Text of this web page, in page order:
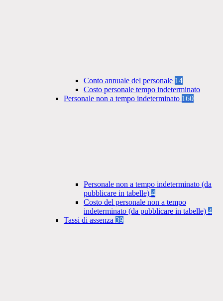
Conto annuale del personale 14
Costo personale tempo indeterminato
Personale non a tempo indeterminato 160
Personale non a tempo indeterminato (da
pubblicare in tabelle) 4
Costo del personale non a tempo
indeterminato (da pubblicare in tabelle) 4
Tassi di assenza 39